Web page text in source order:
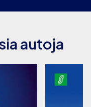
autoja